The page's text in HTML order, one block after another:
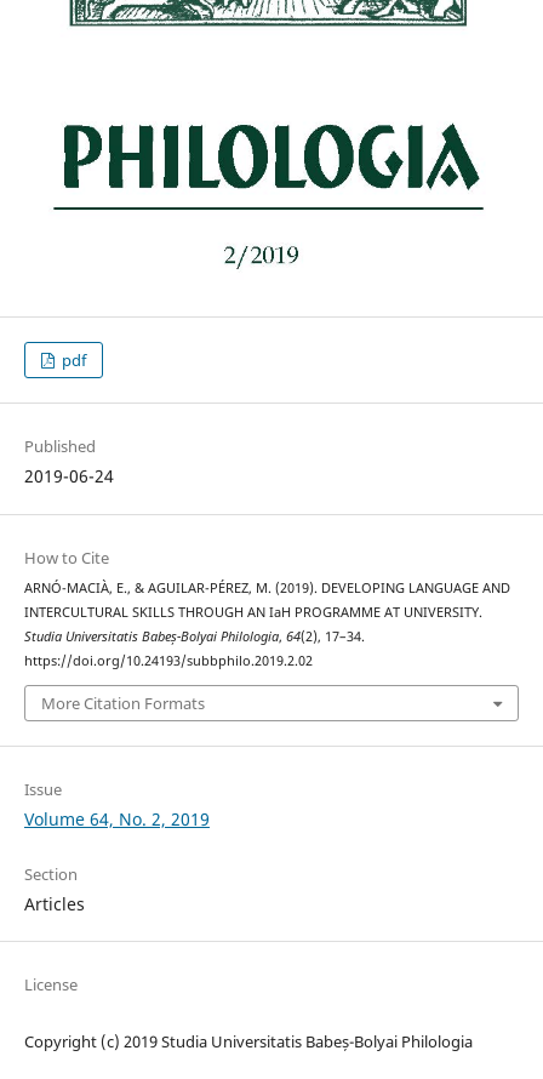
pdf
Published
2019-06-24
How to Cite
ARNÓ-MACIÀ, E., & AGUILAR-PÉREZ, M. (2019). DEVELOPING LANGUAGE AND
INTERCULTURAL SKILLS THROUGH AN IaH PROGRAMME AT UNIVERSITY.
Studia Universitatis Babeș-Bolyai Philologia, 64(2), 17–34.
https://doi.org/10.24193/subbphilo.2019.2.02
More Citation Formats
Issue
Volume 64, No. 2, 2019
Section
Articles
License
Copyright (c) 2019 Studia Universitatis Babeș-Bolyai Philologia